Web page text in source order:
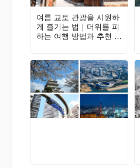
여름 교토 관광을 시원하
게 즐기는 법｜더위를 피
하는 여행 방법과 추천 지